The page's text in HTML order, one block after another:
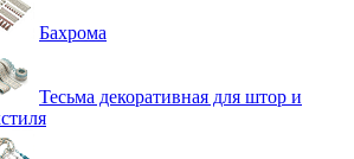
Бахрома
Тесьма декоративная для штор и